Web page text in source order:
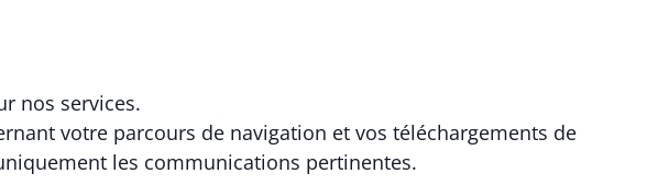
nos services.
votre parcours de navigation et vos téléchargements de
les communications pertinentes.